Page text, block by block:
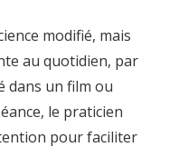
modifié, mais
au quotidien, par
dans un film ou
le praticien
pour faciliter